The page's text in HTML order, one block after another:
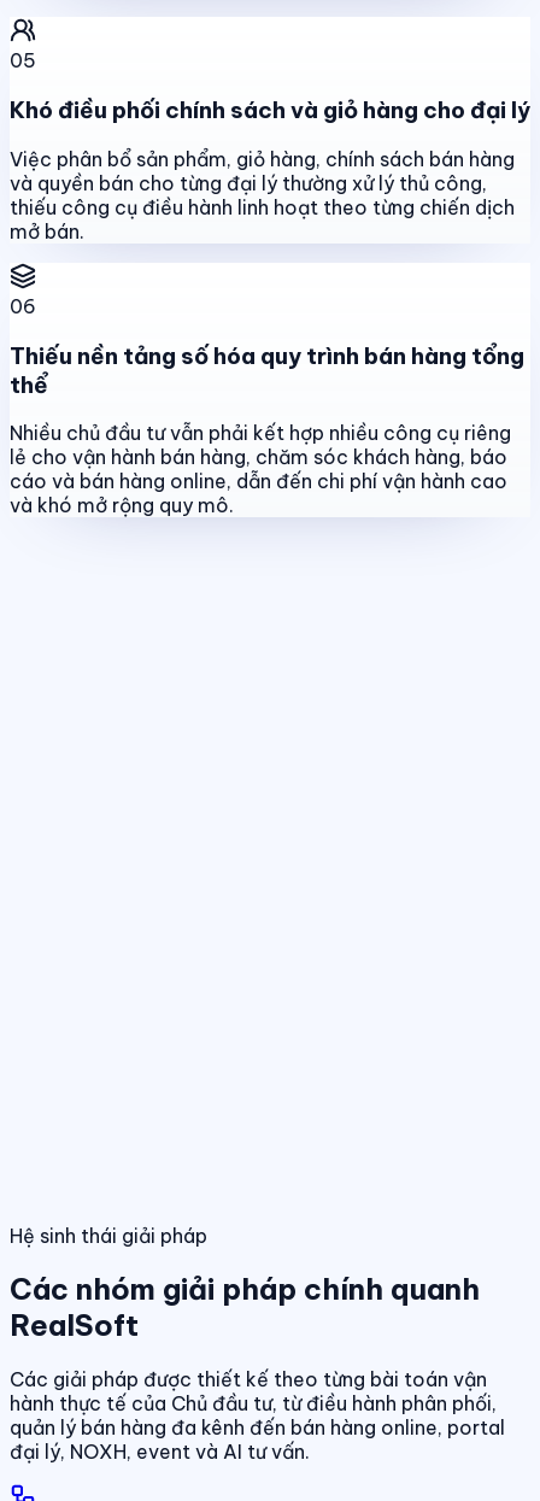
05
Khó điều phối chính sách và giỏ hàng cho đại lý
Việc phân bổ sản phẩm, giỏ hàng, chính sách bán hàng
và quyền bán cho từng đại lý thường xử lý thủ công,
thiếu công cụ điều hành linh hoạt theo từng chiến dịch
mở bán.
06
Thiếu nền tảng số hóa quy trình bán hàng tổng
thể
Nhiều chủ đầu tư vẫn phải kết hợp nhiều công cụ riêng
lẻ cho vận hành bán hàng, chăm sóc khách hàng, báo
cáo và bán hàng online, dẫn đến chi phí vận hành cao
và khó mở rộng quy mô.
Hệ sinh thái giải pháp
Các nhóm giải pháp chính quanh
RealSoft
Các giải pháp được thiết kế theo từng bài toán vận
hành thực tế của Chủ đầu tư, từ điều hành phân phối,
quản lý bán hàng đa kênh đến bán hàng online, portal
đại lý, NOXH, event và AI tư vấn.